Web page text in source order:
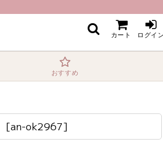
カート ログイ
おすすめ
[an-ok2967]